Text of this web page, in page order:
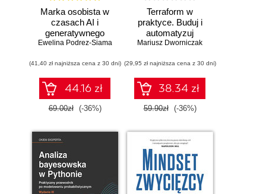
Marka osobista w
czasach AI i
generatywnego
wyszukiwania
Ewelina Podrez-Siama
(41,40 zł najniższa cena z 30 dni)
44.16 zł
69.00zł (-36%)
Terraform w
praktyce. Buduj i
automatyzuj
infrastrukturę
zarządzaj nią z
wykorzystaniem
Dockera
Mariusz Dworniczak
(29,95 zł najniższa cena z 30 dni)
38.34 zł
59.90zł (-36%)